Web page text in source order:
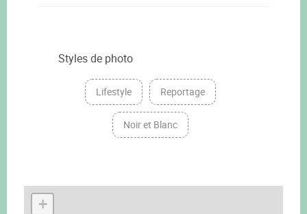
Styles de photo
Lifestyle Reportage
Noir et Blanc
+